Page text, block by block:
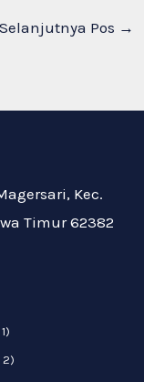
Selanjutnya Pos →
Kec.
Timur 62382
2)